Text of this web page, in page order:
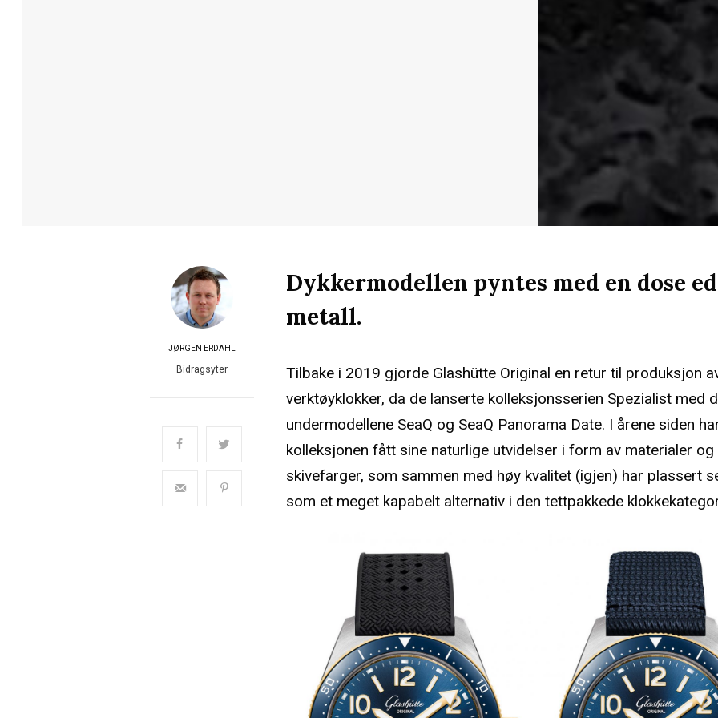
JØRGEN ERDAHL
Bidragsyter
Dykkermodellen pyntes med en dose
metall.
Tilbake i 2019 gjorde Glashütte Original en retur til produksjon
verktøyklokker, da de lanserte kolleksjonsserien Spezialist med
undermodellene SeaQ og SeaQ Panorama Date. I årene siden
kolleksjonen fått sine naturlige utvidelser i form av materialer og
skivefarger, som sammen med høy kvalitet (igjen) har plassert
som et meget kapabelt alternativ i den tettpakkede